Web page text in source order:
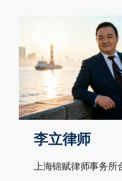
李立律师
上海锦赋律师事务所